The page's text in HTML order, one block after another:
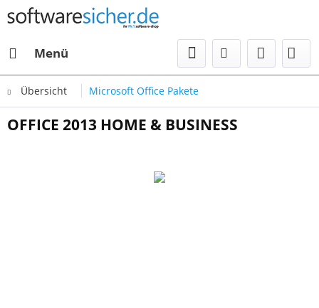
Menü
Übersicht Microsoft Office Pakete
OFFICE 2013 HOME & BUSINESS